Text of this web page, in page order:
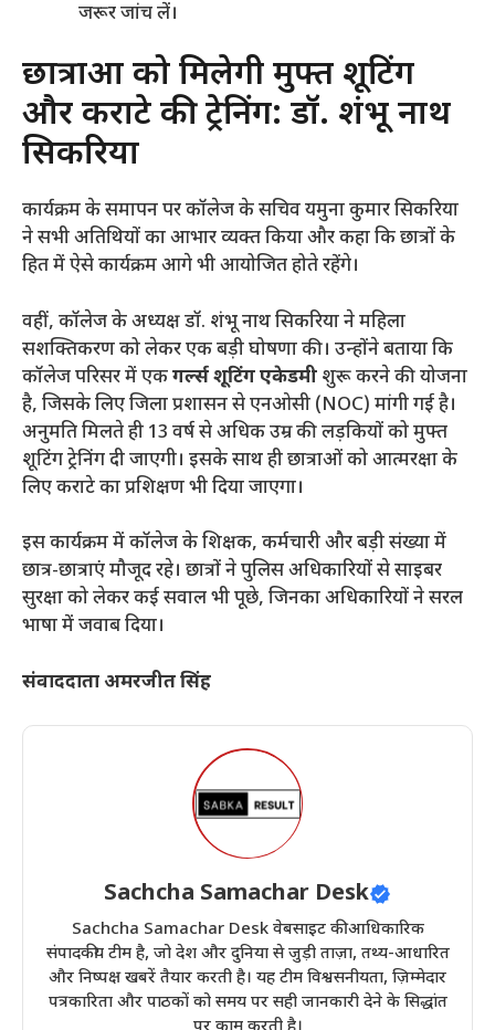
जरूर जांच लें।
​छात्राओं को मिलेगी मुफ्त शूटिंग
और कराटे की ट्रेनिंग: डॉ. शंभू नाथ
सिकरिया
​कार्यक्रम के समापन पर कॉलेज के सचिव यमुना कुमार सिकरिया
ने सभी अतिथियों का आभार व्यक्त किया और कहा कि छात्रों के
हित में ऐसे कार्यक्रम आगे भी आयोजित होते रहेंगे।
​वहीं, कॉलेज के अध्यक्ष डॉ. शंभू नाथ सिकरिया ने महिला
सशक्तिकरण को लेकर एक बड़ी घोषणा की। उन्होंने बताया कि
कॉलेज परिसर में एकगर्ल्स शूटिंग एकेडमी शुरू करने की योजना
है, जिसके लिए जिला प्रशासन से एनओसी (NOC) मांगी गई है।
अनुमति मिलते ही 13 वर्ष से अधिक उम्र की लड़कियों को मुफ्त
शूटिंग ट्रेनिंग दी जाएगी। इसके साथ ही छात्राओं को आत्मरक्षा के
लिए कराटे का प्रशिक्षण भी दिया जाएगा।
​इस कार्यक्रम में कॉलेज के शिक्षक, कर्मचारी और बड़ी संख्या में
छात्र-छात्राएं मौजूद रहे। छात्रों ने पुलिस अधिकारियों से साइबर
सुरक्षा को लेकर कई सवाल भी पूछे, जिनका अधिकारियों ने सरल
भाषा में जवाब दिया।
संवाददाता अमरजीत सिंह
Sachcha Samachar Desk
Sachcha Samachar Desk वेबसाइट की आधिकारिक
संपादकीय टीम है, जो देश और दुनिया से जुड़ी ताज़ा, तथ्य-आधारित
और निष्पक्ष खबरें तैयार करती है। यह टीम विश्वसनीयता, ज़िम्मेदार
पत्रकारिता और पाठकों को समय पर सही जानकारी देने के सिद्धांत